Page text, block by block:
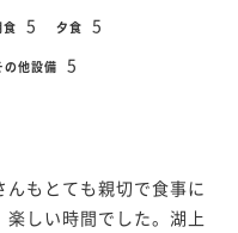
食 5 夕食 5
の他設備 5
もとても親切で食事に
しい時間でした。湖上